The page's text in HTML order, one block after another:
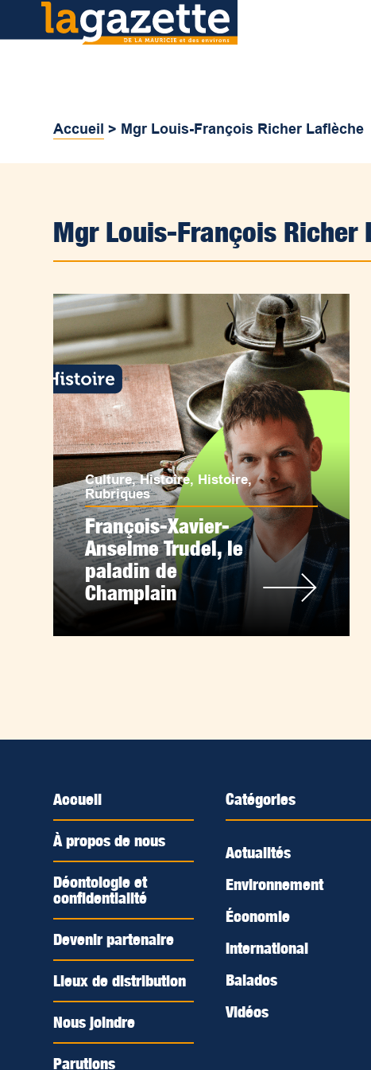
Accueil > Mgr Louis-François Richer Laflèche
Mgr Louis-François Richer
Culture,Histoire, Histoire,
Rubriques
François-Xavier-
Anselme Trudel, le
paladin de
Champlain
Accueil
À propos de nous
Déontologie et
confidentialité
Devenir partenaire
Lieux de distribution
Nous joindre
Parutions
Catégories
Actualités
Environnement
Économie
International
Balados
Vidéos